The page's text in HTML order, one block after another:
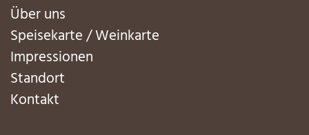
Über uns
Speisekarte / Weinkarte
Impressionen
Standort
Kontakt